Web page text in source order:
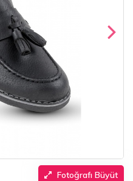
Fotoğrafı Büyüt